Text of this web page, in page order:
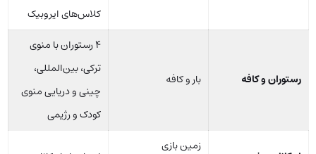
کلاس‌های ایروبیک
رستوران و کافه بار و کافه
۴ رستوران با منوی
ترکی، بین‌المللی،
چینی و دریایی منوی
کودک و رژیمی
زمین بازی